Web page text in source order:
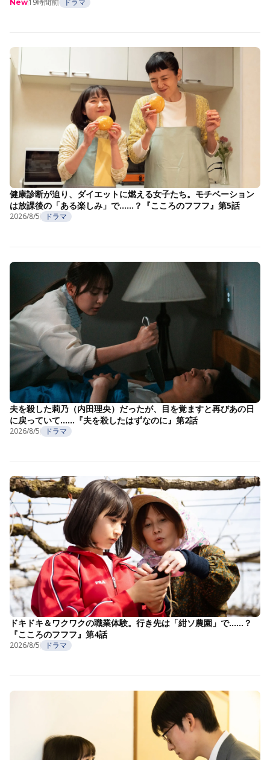
New
健康診断が迫り、ダイエットに燃える女子たち。モチベーション
は放課後の「ある楽しみ」で……？『こころのフフフ』第5話
2026/8/5 ドラマ
夫を殺した莉乃（内田理央）だったが、目を覚ますと再びあの日
に戻っていて……『夫を殺したはずなのに』第2話
2026/8/5 ドラマ
ドキドキ＆ワクワクの職業体験。行き先は「紺ソ農園」で……？
『こころのフフフ』第4話
2026/8/5 ドラマ